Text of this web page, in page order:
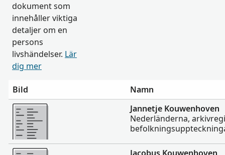
dokument som
innehåller viktiga
detaljer om en
persons
livshändelser. Lär
dig mer
Bild
Namn
Mer
Jannetje Kouwenhoven
Nederländerna,
Mer